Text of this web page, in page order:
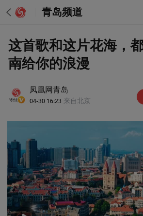
青岛频道
这首歌和这片花海，
南给你的浪漫
凤凰网青岛
04-30 16:23 来自北京